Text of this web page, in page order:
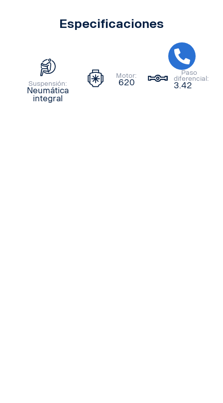
Especificaciones
Suspensión:
Neumática
integral
Motor:
620
Paso
diferencial:
3.42